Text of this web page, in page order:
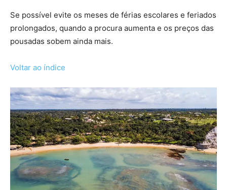
Se possível evite os meses de férias escolares e feriados
prolongados, quando a procura aumenta e os preços das
pousadas sobem ainda mais.
Voltar ao índice